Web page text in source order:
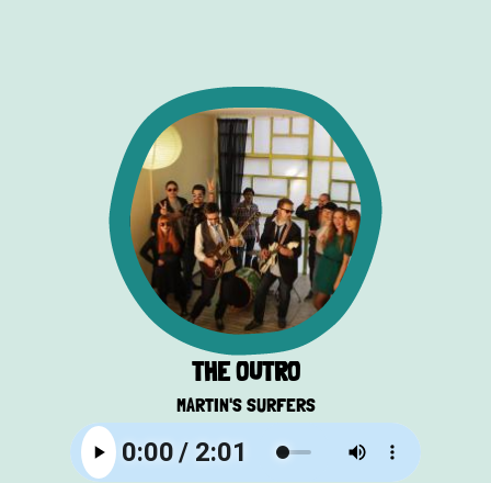
THE OUTRO
MARTIN'S SURFERS